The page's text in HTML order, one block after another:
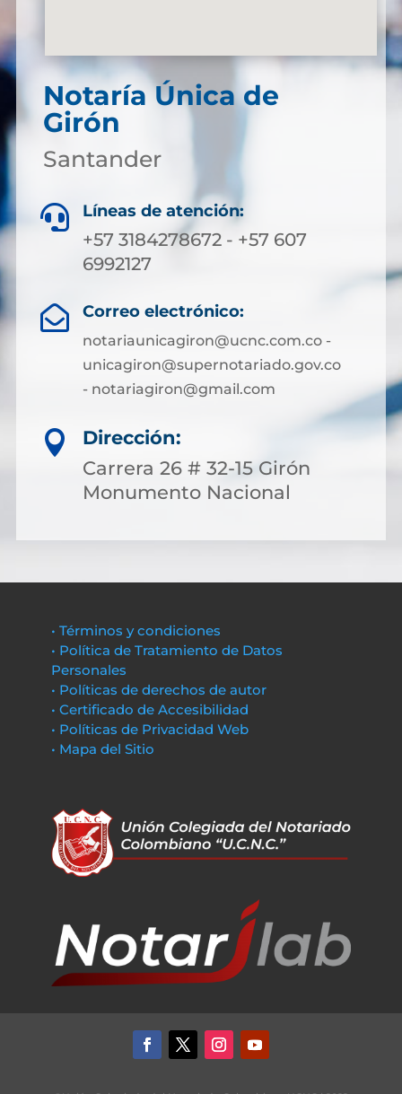
Notaría Única de
Girón
Santander
 Líneas de atención:
+57 3184278672 - +57 607
6992127
 Correo electrónico:
notariaunicagiron@ucnc.com.co -
unicagiron@supernotariado.gov.co
- notariagiron@gmail.com

Dirección:
Carrera 26 # 32-15 Girón
Monumento Nacional
• Términos y condiciones
• Política de Tratamiento de Datos
Personales
• Políticas de derechos de autor
• Certificado de Accesibilidad
• Políticas de Privacidad Web
• Mapa del Sitio